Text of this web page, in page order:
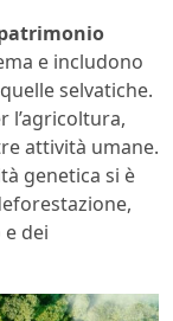
e includono
selvatiche.
l’agricoltura,
attività umane.
genetica si è
dei